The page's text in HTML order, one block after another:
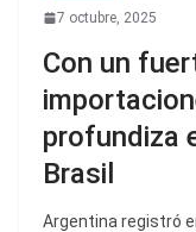
7 octubre, 2025
Con un
profundiza
Brasil
Argentina registró